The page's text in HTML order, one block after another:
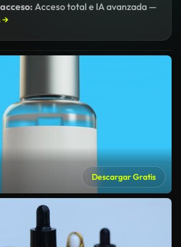
Acceso total e IA avanzada —
→
Descargar Gratis